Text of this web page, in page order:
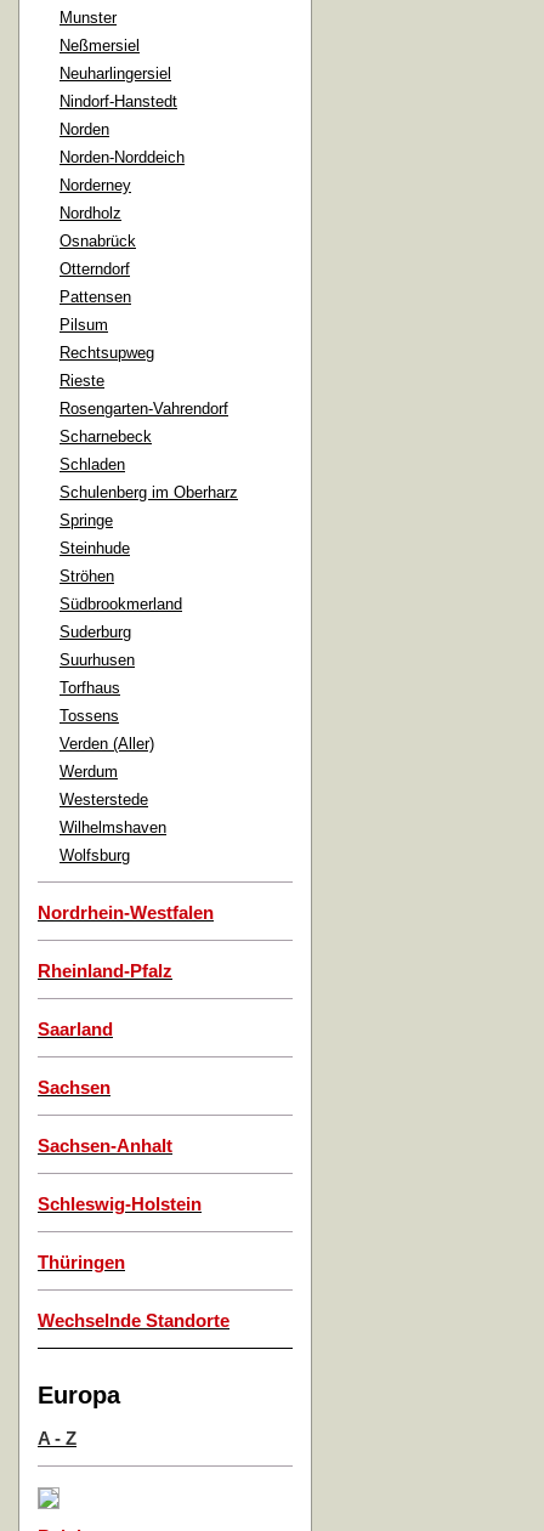
Munster
Neßmersiel
Neuharlingersiel
Nindorf-Hanstedt
Norden
Norden-Norddeich
Norderney
Nordholz
Osnabrück
Otterndorf
Pattensen
Pilsum
Rechtsupweg
Rieste
Rosengarten-Vahrendorf
Scharnebeck
Schladen
Schulenberg im Oberharz
Springe
Steinhude
Ströhen
Südbrookmerland
Suderburg
Suurhusen
Torfhaus
Tossens
Verden (Aller)
Werdum
Westerstede
Wilhelmshaven
Wolfsburg
Nordrhein-Westfalen
Rheinland-Pfalz
Saarland
Sachsen
Sachsen-Anhalt
Schleswig-Holstein
Thüringen
Wechselnde Standorte
Europa
A - Z